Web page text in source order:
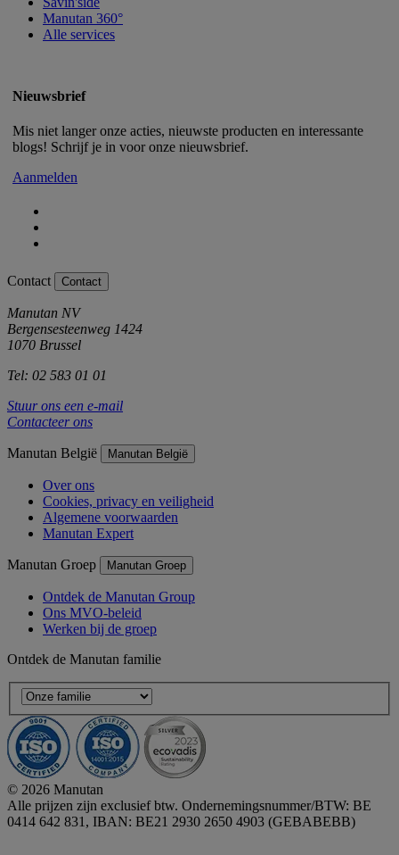
Manutan 360°
Alle services
Nieuwsbrief
Mis niet langer onze acties, nieuwste producten en interessante
blogs! Schrijf je in voor onze nieuwsbrief.
Aanmelden
Contact Contact
Manutan NV
Bergensesteenweg 1424
1070 Brussel
Tel: 02 583 01 01
Stuur ons een e-mail
Contacteer ons
Manutan België Manutan België
Over ons
Cookies, privacy en veiligheid
Algemene voorwaarden
Manutan Expert
Manutan Groep Manutan Groep
Ontdek de Manutan Group
Ons MVO-beleid
Werken bij de groep
Ontdek de Manutan familie
© 2026 Manutan
Alle prijzen zijn exclusief btw. Ondernemingsnummer/BTW: BE
0414 642 831, IBAN: BE21 2930 2650 4903 (GEBABEBB)